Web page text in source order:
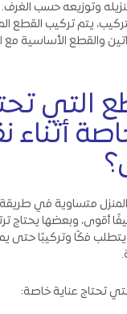
وتوزيعه حسب الغرف.
يتم تركيب القطع
والقطع الأساسية مع
التي
أثناء
متساوية في
أقوى، وبعضها يحتاج
يتطلب فكًا وتركيبًا حتى
تحتاج عناية خاصة: